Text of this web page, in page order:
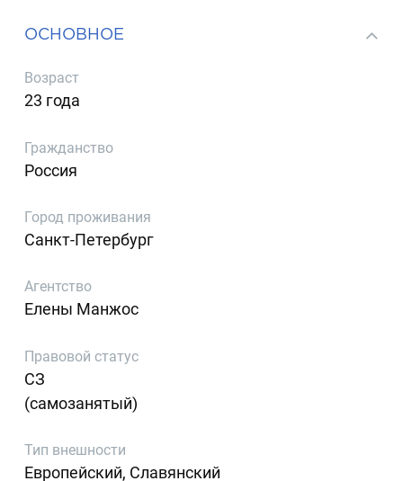
ОСНОВНОЕ
Возраст
23 года
Гражданство
Россия
Город проживания
Санкт-Петербург
Агентство
Елены Манжос
Правовой статус
СЗ
(самозанятый)
Тип внешности
Европейский, Славянский